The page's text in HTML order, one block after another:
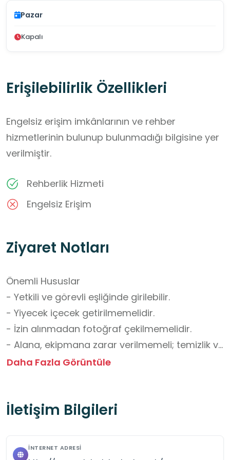
Pazar
Kapalı
Erişilebilirlik Özellikleri
Engelsiz erişim imkânlarının ve rehber
hizmetlerinin bulunup bulunmadığı bilgisine yer
verilmiştir.
Rehberlik Hizmeti
Engelsiz Erişim
Ziyaret Notları
Önemli Hususlar
- Yetkili ve görevli eşliğinde girilebilir.
- Yiyecek içecek getirilmemelidir.
- İzin alınmadan fotoğraf çekilmemelidir.
- Alana, ekipmana zarar verilmemeli; temizlik ve
düzene özen gösterilmelidir.
- Grup çalışmaları veya etkinlikler için önceden
Okul Dışı Öğrenme Ortamları Yönünden
Daha Fazla Görüntüle
İletişim Bilgileri
İNTERNET ADRESI